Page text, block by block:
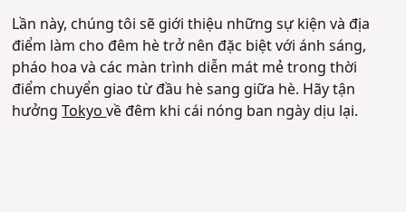
Lần này, chúng tôi sẽ giới thiệu những sự kiện và địa
điểm làm cho đêm hè trở nên đặc biệt với ánh sáng,
pháo hoa và các màn trình diễn mát mẻ trong thời
điểm chuyển giao từ đầu hè sang giữa hè. Hãy tận
hưởngTokyovề đêm khi cái nóng ban ngày dịu lại.